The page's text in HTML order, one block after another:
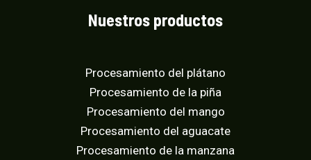
Nuestros productos
Procesamiento del plátano
Procesamiento de la piña
Procesamiento del mango
Procesamiento del aguacate
Procesamiento de la manzana